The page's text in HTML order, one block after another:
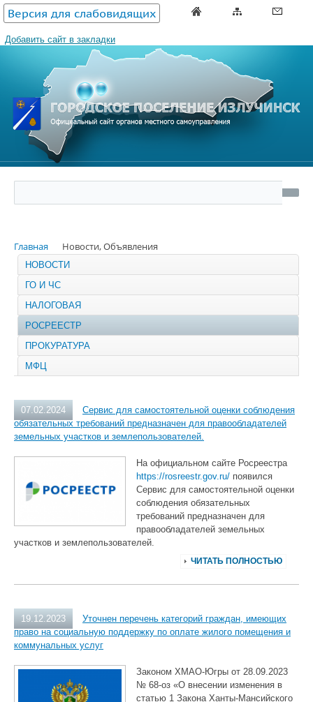
Версия для слабовидящих
Добавить сайт в закладки
Главная Новости, Объявления
НОВОСТИ
ГО И ЧС
НАЛОГОВАЯ
РОСРЕЕСТР
ПРОКУРАТУРА
МФЦ
07.02.2024
Сервис для самостоятельной оценки соблюдения
обязательных требований предназначен для правообладателей
земельных участков и землепользователей.
На официальном сайте Росреестра
https://rosreestr.gov.ru/ появился
Сервис для самостоятельной оценки
соблюдения обязательных
требований предназначен для
правообладателей земельных
участков и землепользователей.
ЧИТАТЬ ПОЛНОСТЬЮ
19.12.2023
Уточнен перечень категорий граждан, имеющих
право на социальную поддержку по оплате жилого помещения и
коммунальных услуг
Законом ХМАО-Югры от 28.09.2023
№ 68-оз «О внесении изменения в
статью 1 Закона Ханты-Мансийского